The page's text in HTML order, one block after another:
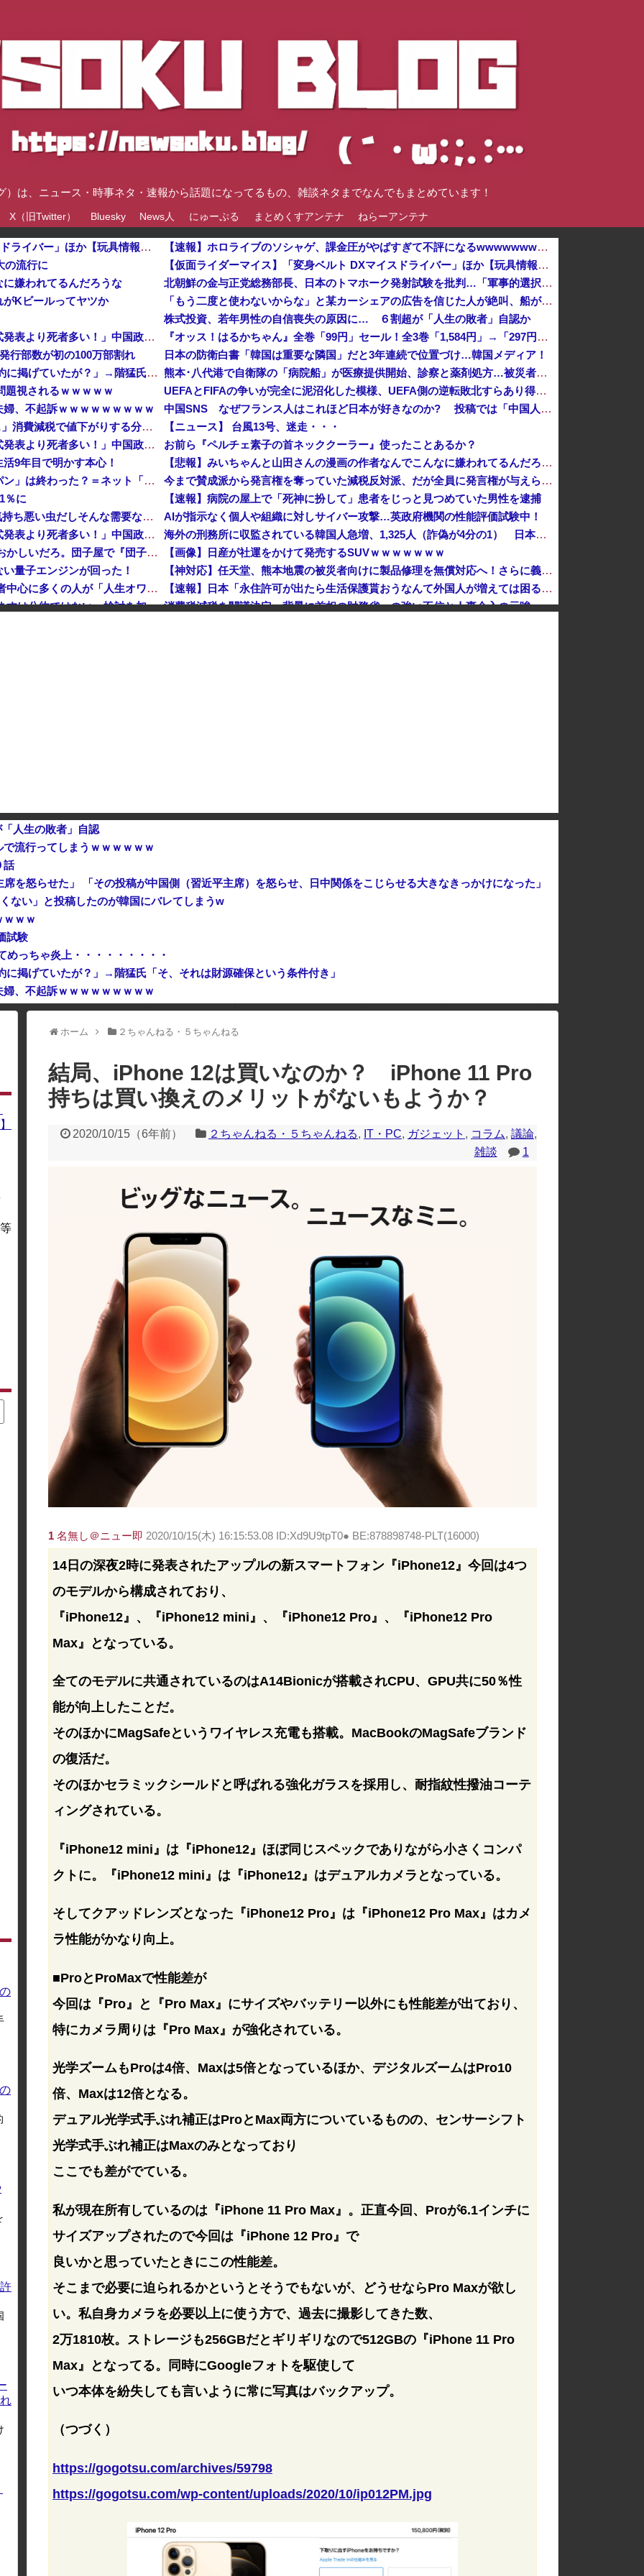
は、ニュース・時事ネタ・速報から話題になってるもの、雑談ネタまでなんでもまとめています！
X（旧Twitter） Bluesky News人 にゅーぷる まとめくすアンテナ ねらーアンテナ
【仮面ライダーマイス】「変身ベルト DXマイスドライバー」ほか【玩具情報公開・PV追加】他
の流行に
嫌われてるんだろうな
Kビールってヤツか
中国「大洪水！」中国ダム「決壊」地元民「公式発表より死者多い！」中国政府「住民拘束！（安否不明」中国当局「救助隊動画も削除」台風13号「三峡ダム接近中」→
行部数が初の100万部割れ
【速報】 記者「中革連は食料品消費税ゼロを公約に掲げていたが？」→階猛氏「そ、それは財源確保という条件付き」
題視されるｗｗｗｗｗ
、不起訴ｗｗｗｗｗｗｗｗｗ
【消費税率1％】 「下げるのが筋なんですけど…」消費減税で値下がりする分と同じだけ商品を値上げして店頭価格を変えない店も
中国「大洪水！」中国ダム「決壊」地元民「公式発表より死者多い！」中国政府「住民拘束！（安否不明」中国当局「救助隊動画も削除」台風13号「三峡ダム接近中」→
9年目で明かす本心！
韓国人の対日好感度が過去最高に、「ノージャパン」は終わった？＝ネット「中国より100倍いい」
％に
【予算100万】 市長「特定外来生物クビアカは気持ち悪い虫だしそんな需要ないと思う」1匹300円相当の報奨金→初日に42万取られ焦り
中国「大洪水！」中国ダム「決壊」地元民「公式発表より死者多い！」中国政府「住民拘束！（安否不明」中国当局「救助隊動画も削除」台風13号「三峡ダム接近中」→
【正論】 有吉「『俺テレビ見ない』って言う奴おかしいだろ。団子屋で『団子食べない』って言うか？」
量子エンジンが回った！
【株式投資】 韓国で「真夏の世の夢」崩壊、若者中心に多くの人が「人生オワタ」―中国メディア
【動画】 石破「公約を果たすというが、減税しますは公約ではない。検討を加速するというのが公約だ」
【速報】ホロライブのソシャゲ、課金圧がやばすぎて不評になるwwwwwwwwww
【仮面ライダーマイス】「変身ベルト DXマイスドライバー」ほか【玩具情報公開・PV追加】他
北朝鮮の金与正党総務部長、日本のトマホーク発射試験を批判…「軍事的選択肢」警告！
「もう二度と使わないからな」と某カーシェアの広告を信じた人が絶叫、船が遅れたからバスが無くなって困ってたりこの看板が…
株式投資、若年男性の自信喪失の原因に… ６割超が「人生の敗者」自認か
『オッス！はるかちゃん』全巻「99円」セール！全3巻「1,584円」→「297円」！男だらけの応援団とムチムチ娘のお色気コメディ！『バクくん』も...
日本の防衛白書「韓国は重要な隣国」だと3年連続で位置づけ…韓国メディア！
熊本･八代港で自衛隊の「病院船」が医療提供開始、診察と薬剤処方…被災者向け大浴場も！
UEFAとFIFAの争いが完全に泥沼化した模様、UEFA側の逆転敗北すらあり得るような情勢に……
中国SNS なぜフランス人はこれほど日本が好きなのか? 投稿では「中国人も日本が好き」「普通の人は…」[8/6]
【ニュース】 台風13号、迷走・・・
お前ら『ペルチェ素子の首ネッククーラー』使ったことあるか？
【悲報】みいちゃんと山田さんの漫画の作者なんでこんなに嫌われてるんだろうな
今まで賛成派から発言権を奪っていた減税反対派、だが全員に発言権が与えられるように方式変更された途端……
【速報】病院の屋上で「死神に扮して」患者をじっと見つめていた男性を逮捕
AIが指示なく個人や組織に対しサイバー攻撃…英政府機関の性能評価試験中！
海外の刑務所に収監されている韓国人急増、1,325人（詐偽が4分の1） 日本には254人
【画像】日産が社運をかけて発売するSUVｗｗｗｗｗｗｗ
【神対応】任天堂、熊本地震の被災者向けに製品修理を無償対応へ！さらに義援金5000万円を寄付！！
【速報】日本「永住許可が出たら生活保護貰おうなんて外国人が増えては困る。日本人以上の水準のみ許可」
消費税減税を閣議決定、背景に首相の財務省への強い不信と人事介入の示唆 歴代政権に増税を主導してきた財務省、高市内閣に完全敗北
人生の敗者」自認
流行ってしまうｗｗｗｗｗｗ
話
を怒らせた」 「その投稿が中国側（習近平主席）を怒らせ、日中関係をこじらせる大きなきっかけになった」
ない」と投稿したのが韓国にバレてしまうw
ｗｗｗ
試験
めっちゃ炎上・・・・・・・・・
に掲げていたが？」→階猛氏「そ、それは財源確保という条件付き」
、不起訴ｗｗｗｗｗｗｗｗｗ
中国「大洪水！」中国ダム「決壊」地元民「公式発表より死者多い！」中国政府「住民拘束！（安否不明」中国当局「救助隊動画も削除」台風13号「三峡ダム接近中」→
している場合、一部のコンテンツが表示されなくなったり、サイト全体のレイアウトが崩れたりする場合があります。
ホーム ２ちゃんねる・５ちゃんねる
結局、iPhone 12は買いなのか？ iPhone 11 Pro
持ちは買い換えのメリットがないもようか？
2020/10/15 （6年前） ２ちゃんねる・５ちゃんねる, IT・PC, ガジェット , コラム, 議論,
雑談
1
1 名無し＠ニュー即 2020/10/15(木) 16:15:53.08 ID:Xd9U9tpT0● BE:878898748-PLT(16000)
14日の深夜2時に発表されたアップルの新スマートフォン『iPhone12』今回は4つ
のモデルから構成されており、
『iPhone12』、『iPhone12 mini』、『iPhone12 Pro』、『iPhone12 Pro
Max』となっている。
全てのモデルに共通されているのはA14Bionicが搭載されCPU、GPU共に50％性
能が向上したことだ。
そのほかにMagSafeというワイヤレス充電も搭載。MacBookのMagSafeブランド
の復活だ。
そのほかセラミックシールドと呼ばれる強化ガラスを採用し、耐指紋性撥油コーテ
ィングされている。
『iPhone12 mini』は『iPhone12』ほぼ同じスペックでありながら小さくコンパ
クトに。『iPhone12 mini』は『iPhone12』はデュアルカメラとなっている。
そしてクアッドレンズとなった『iPhone12 Pro』は『iPhone12 Pro Max』はカメ
ラ性能がかなり向上。
■ProとProMaxで性能差が
今回は『Pro』と『Pro Max』にサイズやバッテリー以外にも性能差が出ており、
特にカメラ周りは『Pro Max』が強化されている。
光学ズームもProは4倍、Maxは5倍となっているほか、デジタルズームはPro10
倍、Maxは12倍となる。
デュアル光学式手ぶれ補正はProとMax両方についているものの、センサーシフト
光学式手ぶれ補正はMaxのみとなっており
ここでも差がでている。
私が現在所有しているのは『iPhone 11 Pro Max』。正直今回、Proが6.1インチに
サイズアップされたので今回は『iPhone 12 Pro』で
良いかと思っていたときにこの性能差。
そこまで必要に迫られるかというとそうでもないが、どうせならPro Maxが欲し
い。私自身カメラを必要以上に使う方で、過去に撮影してきた数、
2万1810枚。ストレージも256GBだとギリギリなので512GBの『iPhone 11 Pro
Max』となってる。同時にGoogleフォトを駆使して
いつ本体を紛失しても言いように常に写真はバックアップ。
（つづく）
https://gogotsu.com/archives/59798
https://gogotsu.com/wp-content/uploads/2020/10/ip012PM.jpg